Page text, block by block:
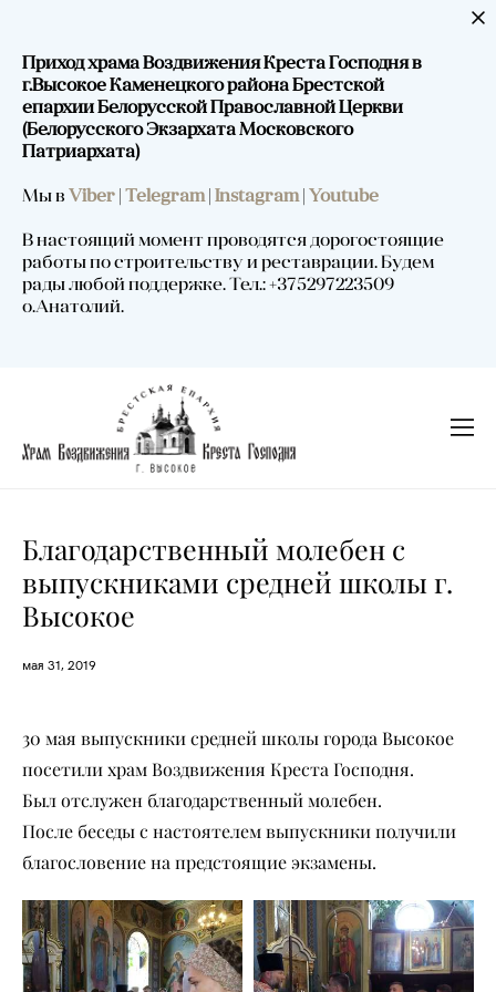
Приход храма Воздвижения Креста Господня в
г.Высокое Каменецкого района Брестской
епархии Белорусской Православной Церкви
(Белорусского Экзархата Московского
Патриархата)
Мы в Viber | Telegram| Instagram| Youtube
В настоящий момент проводятся дорогостоящие
работы по строительству и реставрации. Будем
рады любой поддержке. Тел.: +375297223509
о.Анатолий.
Благодарственный молебен с
выпускниками средней школы г.
Высокое
мая 31, 2019
30 мая выпускники средней школы города Высокое
посетили храм Воздвижения Креста Господня.
Был отслужен благодарственный молебен.
После беседы с настоятелем выпускники получили
благословение на предстоящие экзамены.